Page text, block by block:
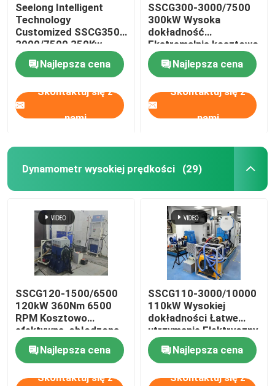
Seelong Intelligent
Technology
Customized SSCG350-
3000/7500 350Kw
Wydajność silnika Dyno
Test Bench
Najlepsza cena
Skontaktuj się z
nami
SSCG300-3000/7500
300kW Wysoka
dokładność
Ekstremalnie kosztowo
efektywny elektryczny
dynamometr
Najlepsza cena
Skontaktuj się z
nami
Dynamometr wysokiej prędkości (29)
SSCG120-1500/6500
120kW 360Nm 6500
RPM Kosztowo
efektywna, chłodzona
powietrzem ławka
badawcza silnika
benzynowego
Najlepsza cena
Skontaktuj się z
SSCG110-3000/10000
110kW Wysokiej
dokładności Łatwe
utrzymanie Elektryczny
dynamometr System
próby ławki do
testowania wydajności
silnika
Najlepsza cena
Skontaktuj się z